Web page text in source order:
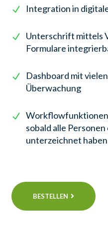
Integration in
Unterschrift mittels
Formulare
Dashboard mit
Überwachung
sobald alle
unterzeichnet haben
BESTELLEN